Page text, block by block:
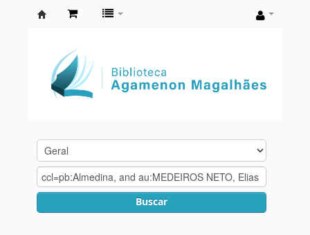
Agamenon
Magalhães
Buscar